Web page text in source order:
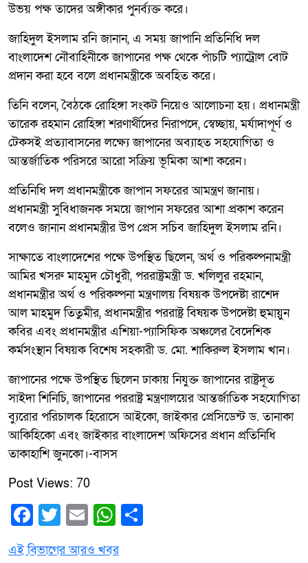
উভয় পক্ষ তাদের অঙ্গীকার পুনর্ব্যক্ত করে।
জাহিদুল ইসলাম রনি জানান, এ সময় জাপানি প্রতিনিধি দল
বাংলাদেশ নৌবাহিনীকে জাপানের পক্ষ থেকে পাঁচটি প্যাট্রোল বোট
প্রদান করা হবে বলে প্রধানমন্ত্রীকে অবহিত করে।
তিনি বলেন, বৈঠকে রোহিঙ্গা সংকট নিয়েও আলোচনা হয়। প্রধানমন্ত্রী
তারেক রহমান রোহিঙ্গা শরণার্থীদের নিরাপদে, স্বেচ্ছায়, মর্যাদাপূর্ণ ও
টেকসই প্রত্যাবাসনের লক্ষ্যে জাপানের অব্যাহত সহযোগিতা ও
আন্তর্জাতিক পরিসরে আরো সক্রিয় ভূমিকা আশা করেন।
প্রতিনিধি দল প্রধানমন্ত্রীকে জাপান সফরের আমন্ত্রণ জানায়।
প্রধানমন্ত্রী সুবিধাজনক সময়ে জাপান সফরের আশা প্রকাশ করেন
বলেও জানান প্রধানমন্ত্রীর উপ প্রেস সচিব জাহিদুল ইসলাম রনি।
সাক্ষাতে বাংলাদেশের পক্ষে উপস্থিত ছিলেন, অর্থ ও পরিকল্পনামন্ত্রী
আমির খসরু মাহমুদ চৌধুরী, পররাষ্ট্রমন্ত্রী ড. খলিলুর রহমান,
প্রধানমন্ত্রীর অর্থ ও পরিকল্পনা মন্ত্রণালয় বিষয়ক উপদেষ্টা রাশেদ
আল মাহমুদ তিতুমীর, প্রধানমন্ত্রীর পররাষ্ট্র বিষয়ক উপদেষ্টা হুমায়ুন
কবির এবং প্রধানমন্ত্রীর এশিয়া-প্যাসিফিক অঞ্চলের বৈদেশিক
কর্মসংস্থান বিষয়ক বিশেষ সহকারী ড. মো. শাকিরুল ইসলাম খান।
জাপানের পক্ষে উপস্থিত ছিলেন ঢাকায় নিযুক্ত জাপানের রাষ্ট্রদূত
সাইদা শিনিচি, জাপানের পররাষ্ট্র মন্ত্রণালয়ের আন্তর্জাতিক সহযোগিতা
ব্যুরোর পরিচালক হিরোসে আইকো, জাইকার প্রেসিডেন্ট ড. তানাকা
আকিহিকো এবং জাইকার বাংলাদেশ অফিসের প্রধান প্রতিনিধি
তাকাহাশি জুনকো।-বাসস
Post Views: 70
Facebook
Twitter
EmailWhatsApp
এই বিভাগের আরও খবর